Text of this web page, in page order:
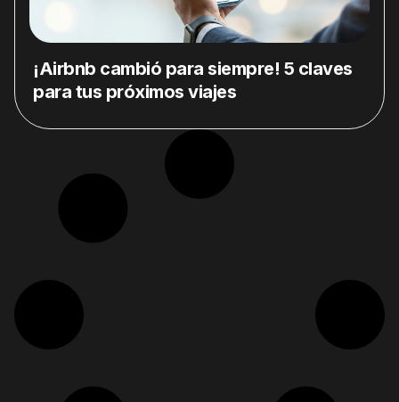
¡Airbnb cambió para siempre! 5 claves
para tus próximos viajes